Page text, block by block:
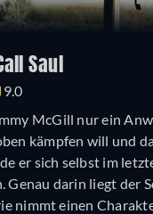
Saul
9.0
McGill nur ein
kämpfen will und
er sich selbst im
Genau darin liegt der
nimmt einen